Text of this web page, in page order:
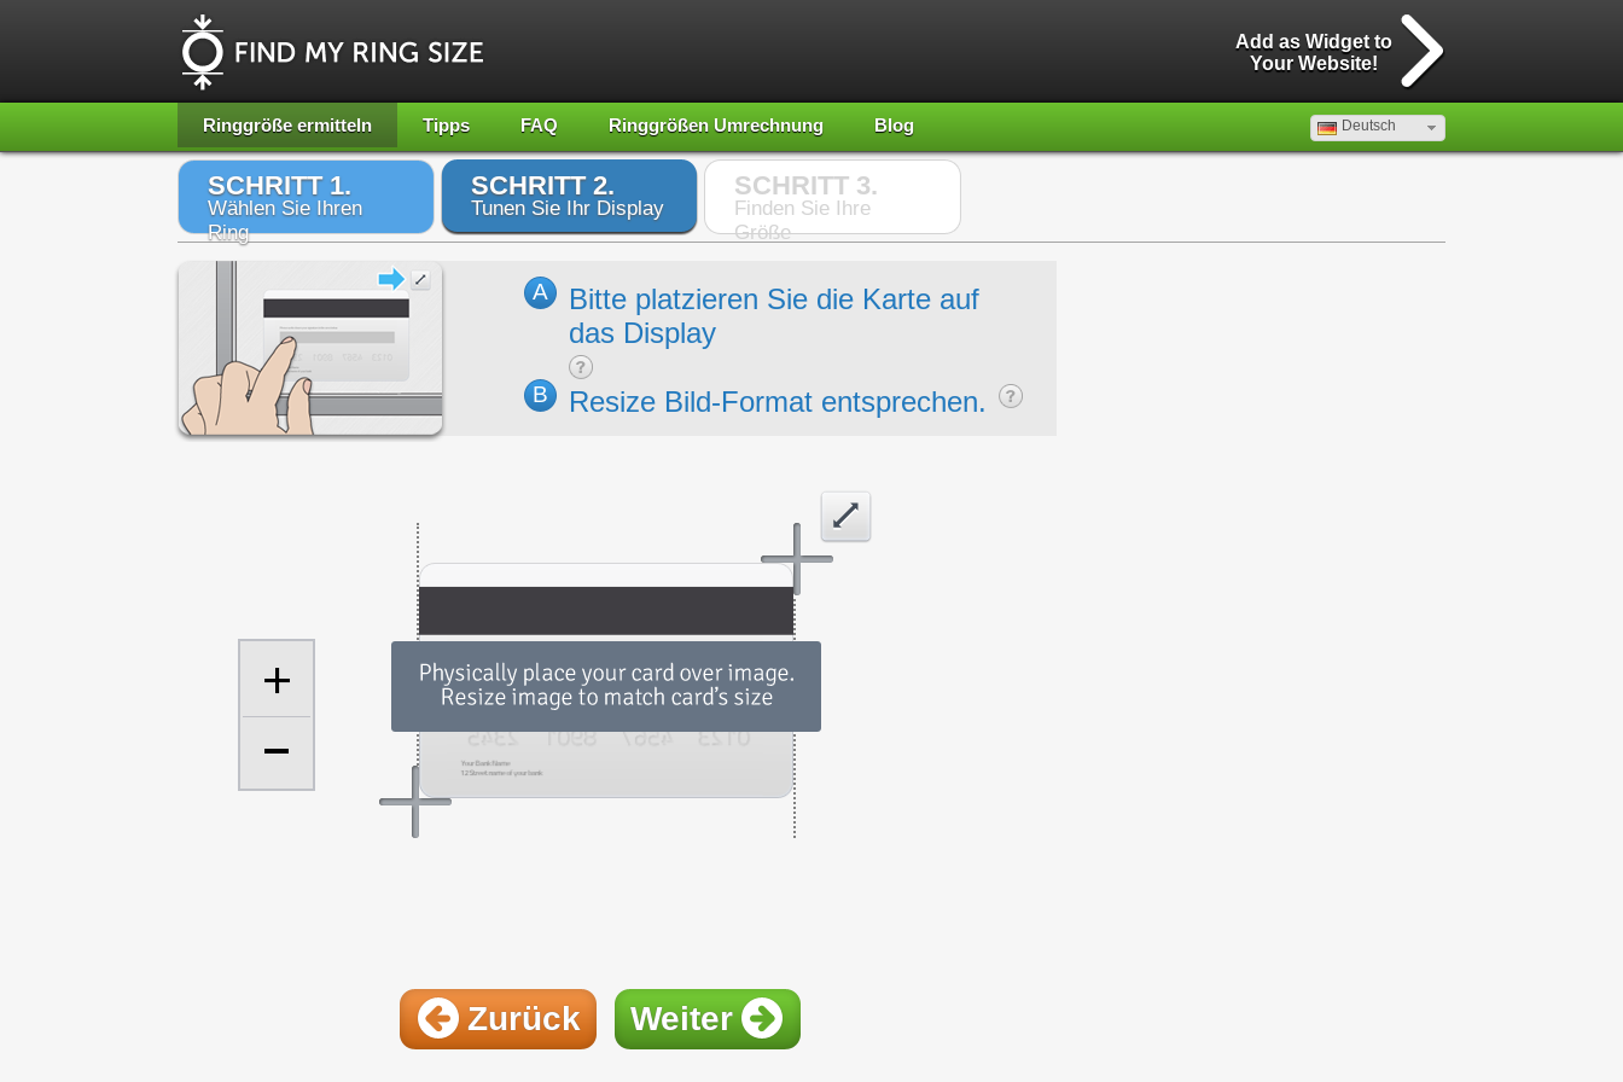
Add as Widget to
Your Website!
Ringgröße ermitteln Tipps FAQ Ringgrößen Umrechnung Blog Deutsch
SCHRITT 1.
Wählen Sie Ihren
Ring
SCHRITT 2.
Tunen Sie Ihr Display
SCHRITT 3.
Finden Sie Ihre
Größe
A
Bitte platzieren Sie die Karte auf
das Display
B Resize Bild-Format entsprechen.
+
Zurück Weiter